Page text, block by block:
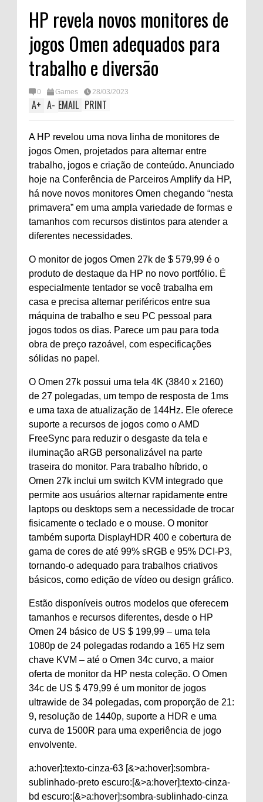
HP revela novos monitores de
jogos Omen adequados para
trabalho e diversão
0 Games 28/03/2023
A+ A- EMAIL PRINT
A HP revelou uma nova linha de monitores de
jogos Omen, projetados para alternar entre
trabalho, jogos e criação de conteúdo. Anunciado
hoje na Conferência de Parceiros Amplify da HP,
há nove novos monitores Omen chegando “nesta
primavera” em uma ampla variedade de formas e
tamanhos com recursos distintos para atender a
diferentes necessidades.
O monitor de jogos Omen 27k de $ 579,99 é o
produto de destaque da HP no novo portfólio. É
especialmente tentador se você trabalha em
casa e precisa alternar periféricos entre sua
máquina de trabalho e seu PC pessoal para
jogos todos os dias. Parece um pau para toda
obra de preço razoável, com especificações
sólidas no papel.
O Omen 27k possui uma tela 4K (3840 x 2160)
de 27 polegadas, um tempo de resposta de 1ms
e uma taxa de atualização de 144Hz. Ele oferece
suporte a recursos de jogos como o AMD
FreeSync para reduzir o desgaste da tela e
iluminação aRGB personalizável na parte
traseira do monitor. Para trabalho híbrido, o
Omen 27k inclui um switch KVM integrado que
permite aos usuários alternar rapidamente entre
laptops ou desktops sem a necessidade de trocar
fisicamente o teclado e o mouse. O monitor
também suporta DisplayHDR 400 e cobertura de
gama de cores de até 99% sRGB e 95% DCI-P3,
tornando-o adequado para trabalhos criativos
básicos, como edição de vídeo ou design gráfico.
Estão disponíveis outros modelos que oferecem
tamanhos e recursos diferentes, desde o HP
Omen 24 básico de US $ 199,99 – uma tela
1080p de 24 polegadas rodando a 165 Hz sem
chave KVM – até o Omen 34c curvo, a maior
oferta de monitor da HP nesta coleção. O Omen
34c de US $ 479,99 é um monitor de jogos
ultrawide de 34 polegadas, com proporção de 21:
9, resolução de 1440p, suporte a HDR e uma
curva de 1500R para uma experiência de jogo
envolvente.
a:hover]:texto-cinza-63 [&>a:hover]:sombra-
sublinhado-preto escuro:[&>a:hover]:texto-cinza-
bd escuro:[&>a:hover]:sombra-sublinhado-cinza